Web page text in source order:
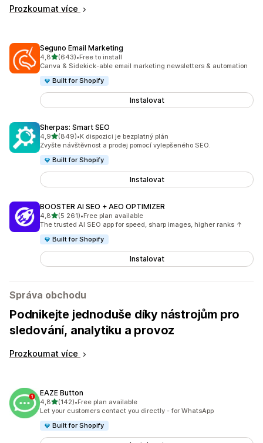
Prozkoumat více
Seguno Email Marketing
4,8z 5 hvězd
(643)
Celkový počet recenzí: 643
•Free to install
Canva & Sidekick-able email marketing newsletters & automation
Built for Shopify
Instalovat
Sherpas: Smart SEO
4,9z 5 hvězd
(849)
Celkový počet recenzí: 849
•K dispozici je bezplatný plán
Zvyšte návštěvnost a prodej pomocí vylepšeného SEO.
Built for Shopify
Instalovat
BOOSTER AI SEO + AEO OPTIMIZER
4,8z 5 hvězd
(5 261)
Celkový počet recenzí: 5261
•Free plan available
The trusted AI SEO app for speed, sharp images, higher ranks ↑
Built for Shopify
Instalovat
Správa obchodu
Podnikejte jednoduše díky nástrojům pro
sledování, analytiku a provoz
Prozkoumat více
EAZE Button
4,8z 5 hvězd
(142)
Celkový počet recenzí: 142
•Free plan available
Let your customers contact you directly - for WhatsApp
Built for Shopify